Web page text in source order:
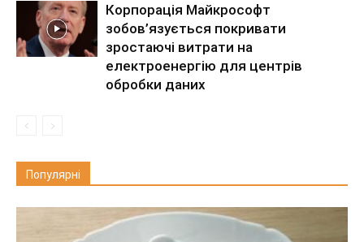
Корпорація Майкрософт
зобов’язується покривати
зростаючі витрати на
електроенергію для центрів
обробки даних
Популярні